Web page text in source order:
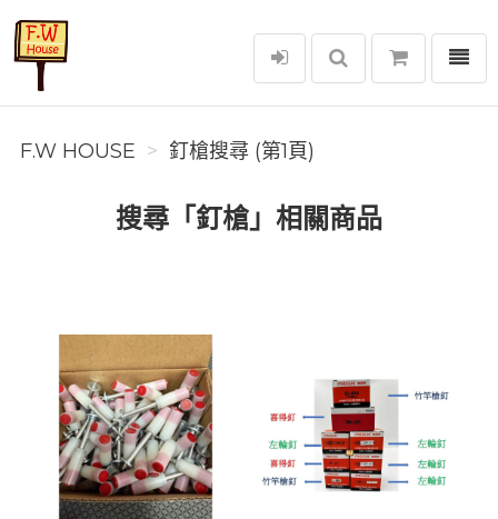
F.W House
選單
F.W HOUSE 釘槍搜尋 (第1頁)
搜尋「釘槍」相關商品